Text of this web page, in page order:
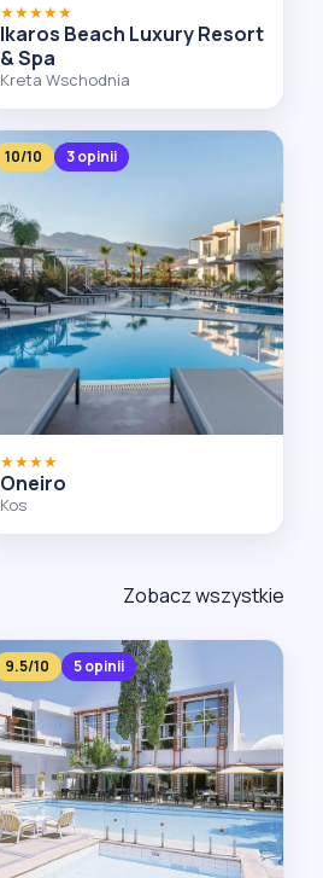
★★★★★
Ikaros Beach Luxury Resort
& Spa
Kreta Wschodnia
10/10 3 opinii
★★★★
Oneiro
Kos
Zobacz wszystkie
9.5/10 5 opinii